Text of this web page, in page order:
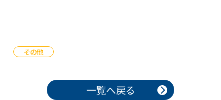
その他
投稿ナビゲーション 一覧へ戻る